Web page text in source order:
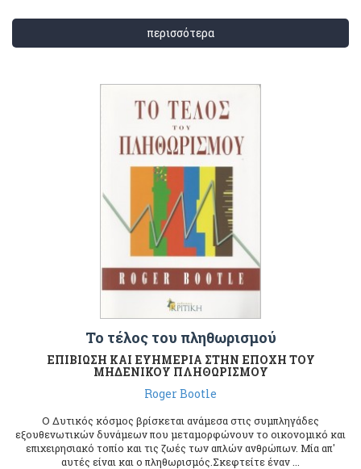
περισσότερα
Το τέλος του πληθωρισμού
ΕΠΙΒΙΩΣΗ ΚΑΙ ΕΥΗΜΕΡΙΑ ΣΤΗΝ ΕΠΟΧΗ ΤΟΥ
ΜΗΔΕΝΙΚΟΥ ΠΛΗΘΩΡΙΣΜΟΥ
Roger Bootle
Ο Δυτικός κόσμος βρίσκεται ανάμεσα στις συμπληγάδες
εξουθενωτικών δυνάμεων που μεταμορφώνουν το οικονομικό και
επιχειρησιακό τοπίο και τις ζωές των απλών ανθρώπων. Μία απ'
αυτές είναι και ο πληθωρισμός.Σκεφτείτε έναν ...